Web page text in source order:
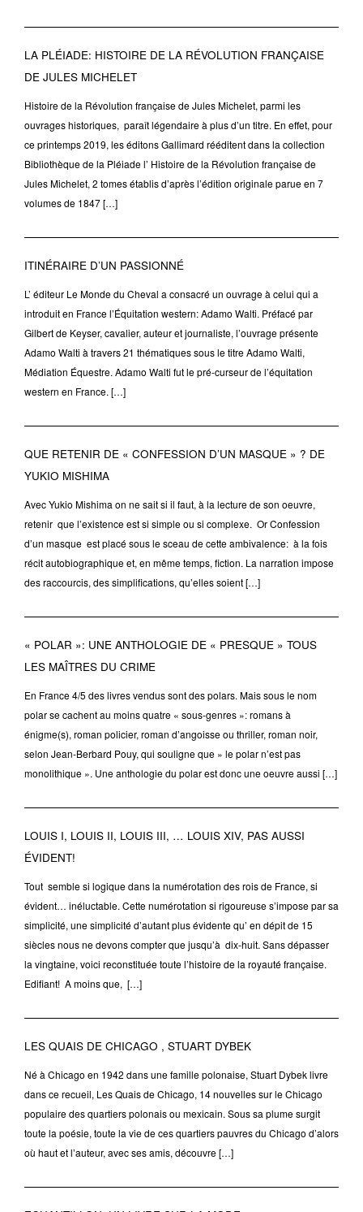
LA PLÉIADE: HISTOIRE DE LA RÉVOLUTION FRANÇAISE
DE JULES MICHELET
Histoire de la Révolution française de Jules Michelet, parmi les
ouvrages historiques, paraît légendaire à plus d’un titre. En effet, pour
ce printemps 2019, les éditons Gallimard rééditent dans la collection
Bibliothèque de la Pléiade l’ Histoire de la Révolution française de
Jules Michelet, 2 tomes établis d’après l’édition originale parue en 7
volumes de 1847 […]
ITINÉRAIRE D’UN PASSIONNÉ
L’ éditeur Le Monde du Cheval a consacré un ouvrage à celui qui a
introduit en France l’Équitation western: Adamo Walti. Préfacé par
Gilbert de Keyser, cavalier, auteur et journaliste, l’ouvrage présente
Adamo Walti à travers 21 thématiques sous le titre Adamo Walti,
Médiation Équestre. Adamo Walti fut le pré-curseur de l’équitation
western en France. […]
QUE RETENIR DE « CONFESSION D’UN MASQUE » ? DE
YUKIO MISHIMA
Avec Yukio Mishima on ne sait si il faut, à la lecture de son oeuvre,
retenir que l’existence est si simple ou si complexe. Or Confession
d’un masque est placé sous le sceau de cette ambivalence: à la fois
récit autobiographique et, en même temps, fiction. La narration impose
des raccourcis, des simplifications, qu’elles soient […]
« POLAR »: UNE ANTHOLOGIE DE « PRESQUE » TOUS
LES MAÎTRES DU CRIME
En France 4/5 des livres vendus sont des polars. Mais sous le nom
polar se cachent au moins quatre « sous-genres »: romans à
énigme(s), roman policier, roman d’angoisse ou thriller, roman noir,
selon Jean-Berbard Pouy, qui souligne que » le polar n’est pas
monolithique ». Une anthologie du polar est donc une oeuvre aussi […]
LOUIS I, LOUIS II, LOUIS III, … LOUIS XIV, PAS AUSSI
ÉVIDENT!
Tout semble si logique dans la numérotation des rois de France, si
évident… inéluctable. Cette numérotation si rigoureuse s’impose par sa
simplicité, une simplicité d’autant plus évidente qu’ en dépit de 15
siècles nous ne devons compter que jusqu’à dix-huit. Sans dépasser
la vingtaine, voici reconstituée toute l’histoire de la royauté française.
Edifiant! A moins que, […]
LES QUAIS DE CHICAGO , STUART DYBEK
Né à Chicago en 1942 dans une famille polonaise, Stuart Dybek livre
dans ce recueil, Les Quais de Chicago, 14 nouvelles sur le Chicago
populaire des quartiers polonais ou mexicain. Sous sa plume surgit
toute la poésie, toute la vie de ces quartiers pauvres du Chicago d’alors
où haut et l’auteur, avec ses amis, découvre […]